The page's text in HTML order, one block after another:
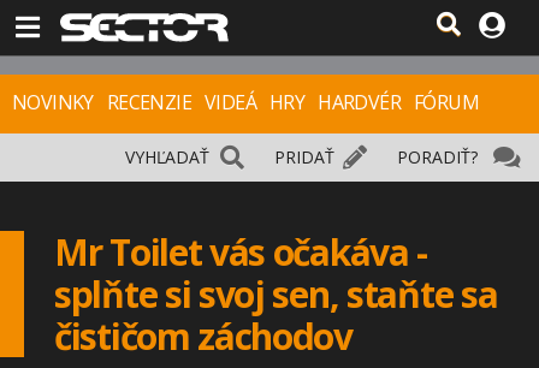
NOVINKY RECENZIE VIDEÁ HRY HARDVÉR FÓRUM
PORADIŤ?
PRIDAŤ
VYHĽADAŤ
Mr Toilet vás očakáva -
splňte si svoj sen, staňte sa
čističom záchodov